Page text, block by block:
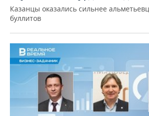
Казанцы оказались сильнее
буллитов